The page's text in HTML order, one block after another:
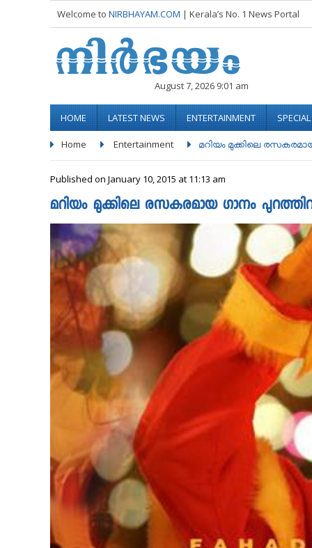
Welcome to NIRBHAYAM.COM | Kerala’s No. 1 News Portal
August 7, 2026 9:01 am
HOME LATEST NEWS ENTERTAINMENT
Home Entertainment മറിയം മുക്കിലെ
Published on January 10, 2015 at 11:13 am
മറിയം മുക്കിലെ രസകരമായ ഗാനം